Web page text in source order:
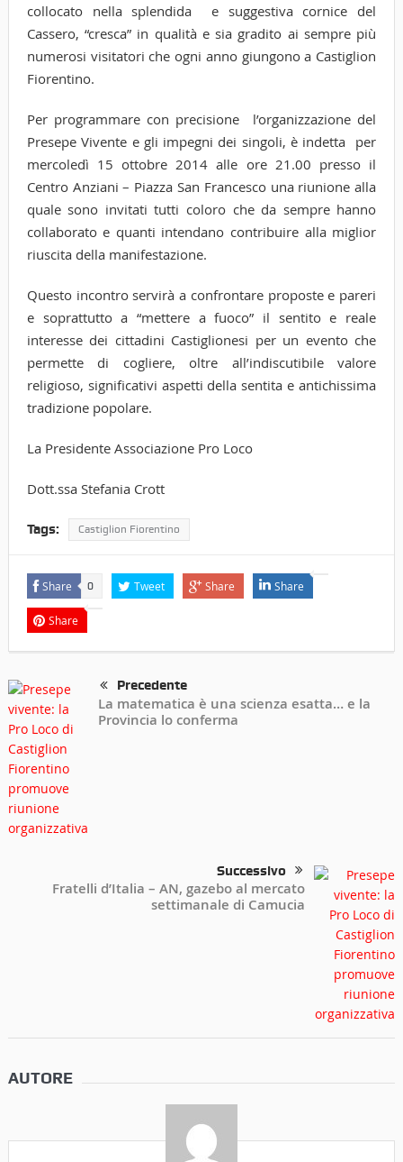
collocato nella splendida e suggestiva cornice del
Cassero, “cresca” in qualità e sia gradito ai sempre più
numerosi visitatori che ogni anno giungono a Castiglion
Fiorentino.
Per programmare con precisione l’organizzazione del
Presepe Vivente e gli impegni dei singoli, è indetta per
mercoledì 15 ottobre 2014 alle ore 21.00 presso il
Centro Anziani – Piazza San Francesco una riunione alla
quale sono invitati tutti coloro che da sempre hanno
collaborato e quanti intendano contribuire alla miglior
riuscita della manifestazione.
Questo incontro servirà a confrontare proposte e pareri
e soprattutto a “mettere a fuoco” il sentito e reale
interesse dei cittadini Castiglionesi per un evento che
permette di cogliere, oltre all’indiscutibile valore
religioso, significativi aspetti della sentita e antichissima
tradizione popolare.
La Presidente Associazione Pro Loco
Dott.ssa Stefania Crott
Tags: Castiglion Fiorentino
Share 0 Tweet Share Share
Share
Precedente
La matematica è una scienza esatta… e la
Provincia lo conferma
Successivo
Fratelli d’Italia – AN, gazebo al mercato
settimanale di Camucia
AUTORE